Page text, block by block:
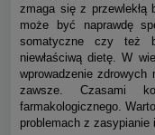
zmaga się z
może być naprawdę
somatyczne czy też
niewłaściwą dietę. W
wprowadzenie
zawsze. Czasami
farmakologicznego.
problemach z zasypianie